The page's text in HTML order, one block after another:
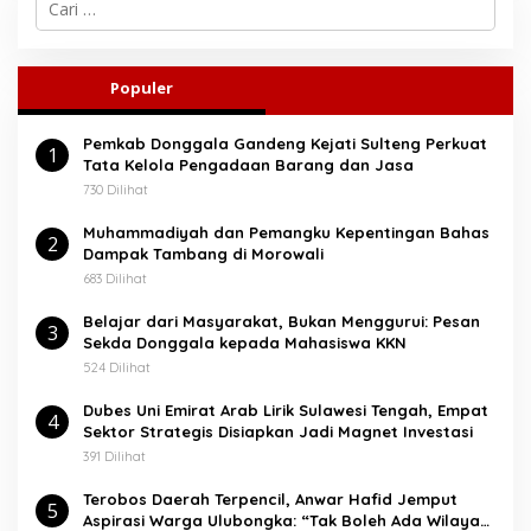
i
n
u
k
Populer
1
Pemkab Donggala Gandeng Kejati Sulteng Perkuat
Tata Kelola Pengadaan Barang dan Jasa
730 Dilihat
2
Muhammadiyah dan Pemangku Kepentingan Bahas
Dampak Tambang di Morowali
683 Dilihat
3
Belajar dari Masyarakat, Bukan Menggurui: Pesan
Sekda Donggala kepada Mahasiswa KKN
524 Dilihat
4
Dubes Uni Emirat Arab Lirik Sulawesi Tengah, Empat
Sektor Strategis Disiapkan Jadi Magnet Investasi
391 Dilihat
5
Terobos Daerah Terpencil, Anwar Hafid Jemput
Aspirasi Warga Ulubongka: “Tak Boleh Ada Wilayah